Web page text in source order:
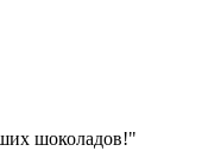
шоколадов!"